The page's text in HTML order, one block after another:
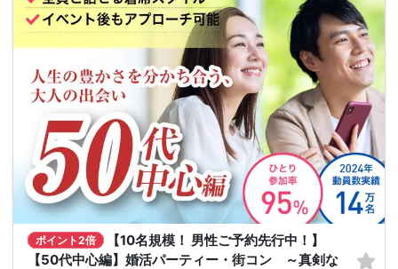
ポイント2倍
【10名規模！ 男性ご予約先行中！】
【50代中心編】婚活パーティー・街コン ～真剣な